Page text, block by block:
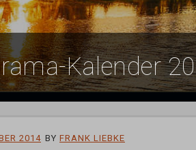
Kalender
2014 BY FRANK LIEBKE